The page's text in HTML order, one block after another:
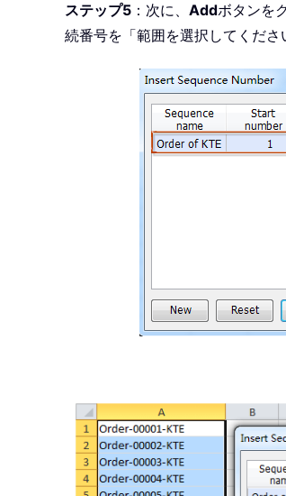
ステップ5 ：次に、 Addボタンを
続番号を「範囲を選択してくだ